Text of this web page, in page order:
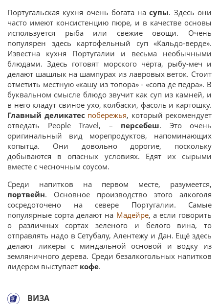
Португальская кухня очень богата насупы. Здесь они
часто имеют консистенцию пюре, и в качестве основы
используется рыба или свежие овощи. Очень
популярен здесь картофельный суп «Кальдо-верде».
Известна кухня Португалии и весьма необычными
блюдами. Здесь готовят морского чёрта, рыбу-меч и
делают шашлык на шампурах из лавровых веток. Стоит
отметить местную «кашу из топора» - «сопа де педра». В
буквальном смысле блюдо звучит как суп из камней, и
в него кладут свиное ухо, колбаски, фасоль и картошку.
Главный деликатес побережья, который рекомендует
отведать People Travel, – персебеш. Это очень
оригинальный вид морепродуктов, напоминающих
копытца. Они довольно дорогие, поскольку
добываются в опасных условиях. Едят их сырыми
вместе с чесночным соусом.
Среди напитков на первом месте, разумеется,
портвейн. Основное производство этого алкоголя
сосредоточено на севере Португалии. Самые
популярные сорта делают на Мадейре, а если говорить
о различных сортах зеленого и белого вина, то
отправлять надо в Сетубалу, Алентежу и Дан. Ещё здесь
делают ликёры с миндальной основой и водку из
земляничного дерева. Среди безалкогольных напитков
лидером выступает кофе.
ВИЗА